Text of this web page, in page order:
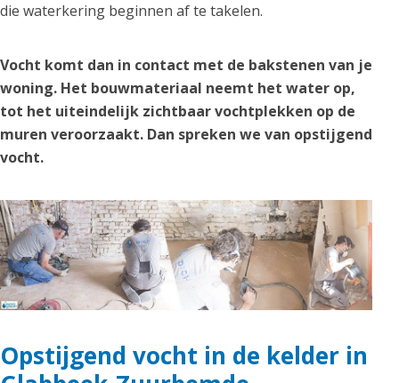
die waterkering beginnen af te takelen.
Vocht komt dan in contact met de bakstenen van je
woning. Het bouwmateriaal neemt het water op,
tot het uiteindelijk zichtbaar vochtplekken op de
muren veroorzaakt. Dan spreken we van opstijgend
vocht.
Opstijgend vocht in de kelder in